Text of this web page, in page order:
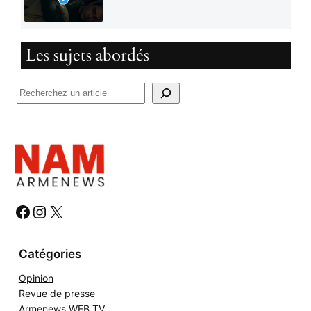
Les sujets abordés
R
h
e
r
h
r
# # #
Opinion
Revue de presse